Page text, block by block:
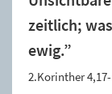
zeitlich;
ewig.”
2.Korinther